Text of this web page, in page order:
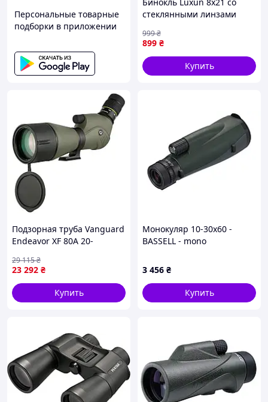
Звоните и заказывайте!
Спешите, осталось 4 подарка!
Доставка по всей Украине
Без предоплаты(оплата при получении)
Персональные товарные
подборки в приложении
стеклянными линзами
899 ₴
999₴
Купить
Подзорная труба Vanguard
Endeavor XF 80A 20-
80A)
23 292 ₴
29 115₴
Купить
Монокуляр 10-30x60 -
BASSELL - mono
3 456 ₴
Купить